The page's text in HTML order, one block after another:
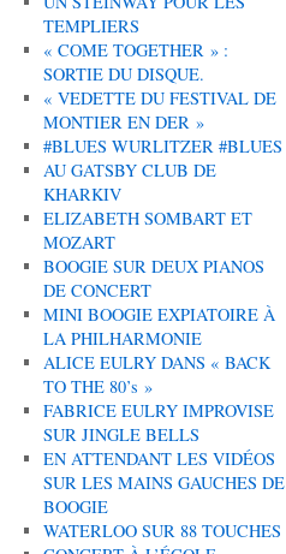
TEMPLIERS
« COME TOGETHER » :
SORTIE DU DISQUE.
« VEDETTE DU FESTIVAL DE
MONTIER EN DER »
#BLUES WURLITZER #BLUES
AU GATSBY CLUB DE
KHARKIV
ELIZABETH SOMBART ET
MOZART
BOOGIE SUR DEUX PIANOS
DE CONCERT
MINI BOOGIE EXPIATOIRE À
LA PHILHARMONIE
ALICE EULRY DANS « BACK
TO THE 80’s »
FABRICE EULRY IMPROVISE
SUR JINGLE BELLS
EN ATTENDANT LES VIDÉOS
SUR LES MAINS GAUCHES DE
BOOGIE
WATERLOO SUR 88 TOUCHES